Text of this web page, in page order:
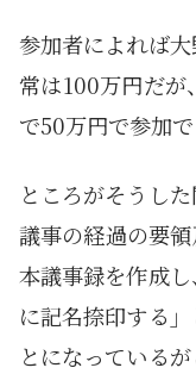
参加者によれば
常は100万円だが
で50万円で参加
ところがそうし
議事の経過の要領
本議事録を作成
に記名捺印する
とになっている